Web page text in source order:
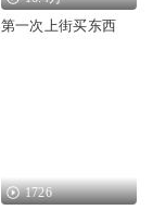
第一次上街买东西
1726